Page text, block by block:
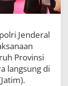
Jenderal
Provinsi
langsung di